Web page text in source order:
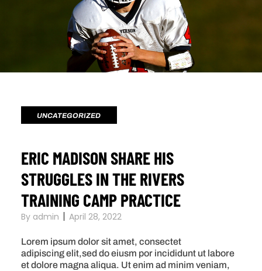
UNCATEGORIZED
ERIC MADISON SHARE HIS
STRUGGLES IN THE RIVERS
TRAINING CAMP PRACTICE
Byadmin April 28, 2022
Lorem ipsum dolor sit amet, consectet
adipiscing elit,sed do eiusm por incididunt ut labore
et dolore magna aliqua. Ut enim ad minim veniam,